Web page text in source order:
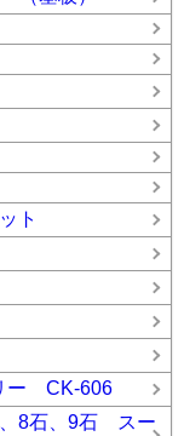
ト
ー CK-606
8石、9石 スー